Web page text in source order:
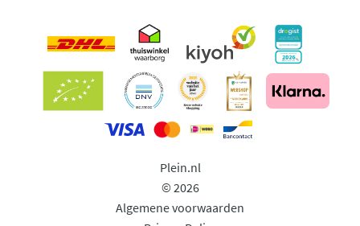
Plein.nl
© 2026
Algemene voorwaarden